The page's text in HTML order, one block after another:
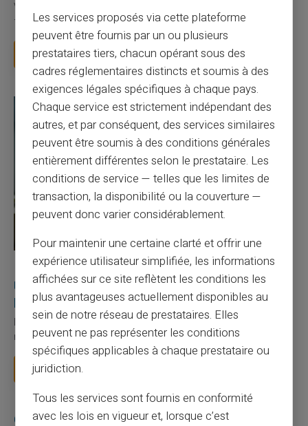
Vous avez tapé cette recherche parce que votre banque vous
facture 50 € par an pour une carte que vo...
Lire la suite
27/07/2026 Veritas Carte prépayée
Utilisation responsable du paiement mobile avec
la carte Veritas
Le paiement mobile s'est imposé dans les habitudes quotidiennes,
mais il appelle des réflexes pour é...
Lire la suite
Catégories
Les services proposés via cette plateforme
peuvent être fournis par un ou plusieurs
prestataires tiers, chacun opérant sous des
cadres réglementaires distincts et soumis à des
exigences légales spécifiques à chaque pays.
Chaque service est strictement indépendant des
autres, et par conséquent, des services similaires
peuvent être soumis à des conditions générales
entièrement différentes selon le prestataire. Les
conditions de service — telles que les limites de
transaction, la disponibilité ou la couverture —
peuvent donc varier considérablement.
Pour maintenir une certaine clarté et offrir une
expérience utilisateur simplifiée, les informations
affichées sur ce site reflètent les conditions les
plus avantageuses actuellement disponibles au
sein de notre réseau de prestataires. Elles
peuvent ne pas représenter les conditions
spécifiques applicables à chaque prestataire ou
juridiction.
Tous les services sont fournis en conformité
avec les lois en vigueur et, lorsque c’est